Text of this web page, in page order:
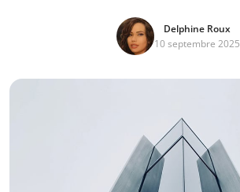
Delphine Roux
10 septembre 2025